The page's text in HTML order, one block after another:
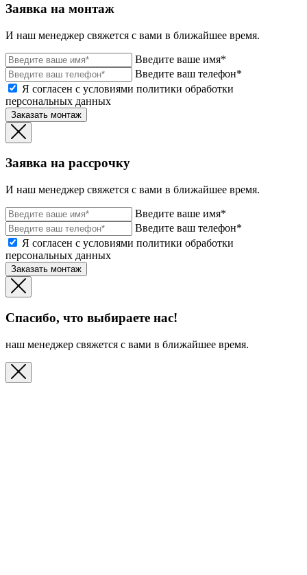
Заявка на монтаж
И наш менеджер свяжется с вами в ближайшее время.
Введите ваше имя*
Введите ваш телефон*
Я согласен с условиями политики обработки
персональных данных
Заказать монтаж
Заявка на рассрочку
И наш менеджер свяжется с вами в ближайшее время.
Введите ваше имя*
Введите ваш телефон*
Я согласен с условиями политики обработки
персональных данных
Заказать монтаж
Спасибо, что выбираете нас!
наш менеджер свяжется с вами в ближайшее время.